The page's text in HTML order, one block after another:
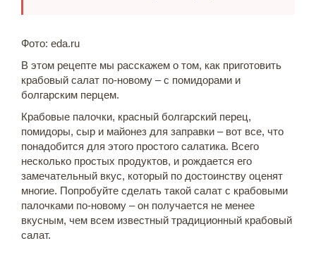
Фото: eda.ru
В этом рецепте мы расскажем о том, как приготовить
крабовый салат по-новому – с помидорами и
болгарским перцем.
Крабовые палочки, красный болгарский перец,
помидоры, сыр и майонез для заправки – вот все, что
понадобится для этого простого салатика. Всего
несколько простых продуктов, и рождается его
замечательный вкус, который по достоинству оценят
многие. Попробуйте сделать такой салат с крабовыми
палочками по-новому – он получается не менее
вкусным, чем всем известный традиционный крабовый
салат.